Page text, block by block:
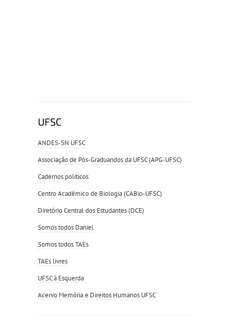
UFSC
ANDES-SN UFSC
Associação de Pós-Graduandos da UFSC (APG-UFSC)
Cadernos políticos
Centro Acadêmico de Biologia (CABio-UFSC)
Diretório Central dos Estudantes (DCE)
Somos todos Daniel
Somos todos TAEs
TAEs livres
UFSC à Esquerda
Acervo Memória e Direitos Humanos UFSC